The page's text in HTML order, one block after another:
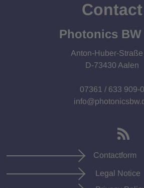
Contact
Photonics BW
Anton-Huber-Straße
D-73430 Aalen
07361 / 633 909-0
Contactform
Legal Notice